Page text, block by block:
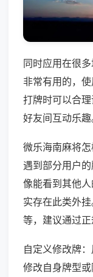
同时应用在很
非常有用的，
打牌时可以合
好友间互动乐趣
微乐海南麻将
遇到部分用户
像能看到其他
实存在此类外
等，建议通过正
自定义修改牌
修改自身牌型